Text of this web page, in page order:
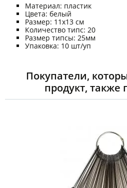
Материал: пластик
Цвета: белый
Размер: 11х13 см
Количество типс: 20
Размер типсы: 25мм
Упаковка: 10 шт/уп
Покупатели,
продукт, также